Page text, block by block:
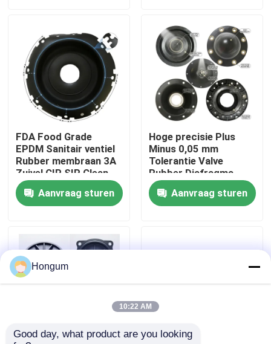
Producten
Over ons
fabriekstour
Kwaliteitscontrole
Nieuws
Vraag een offerte
Rubberdiafragmaverbindingen
Klep Rubberdiafragma
FDA Food Grade
EPDM Sanitair ventiel
Rubber membraan 3A
Zuivel CIP SIP Clean
Steam Compatibel
Aanvraag sturen
Hoge precisie Plus
Minus 0,05 mm
Tolerantie Valve
Rubber Diafragma
Laser gemeten Injectie
gegotenAanvraag sturen
Hongum
10:22 AM
Good day, what product are you looking